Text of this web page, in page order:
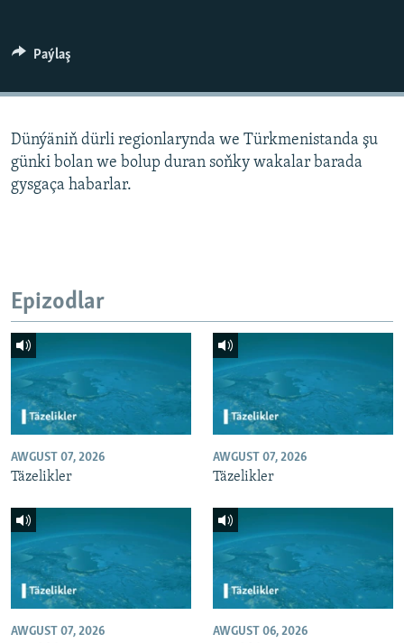
Paýlaş
Dünýäniň dürli regionlarynda we Türkmenistanda şu
günki bolan we bolup duran soňky wakalar barada
gysgaça habarlar.
Epizodlar
AWGUST 07, 2026
Täzelikler
AWGUST 07, 2026
Täzelikler
AWGUST 07, 2026 AWGUST 06, 2026